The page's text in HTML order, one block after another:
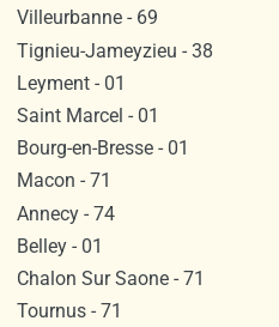
Villeurbanne - 69
Tignieu-Jameyzieu - 38
Leyment - 01
Saint Marcel - 01
Bourg-en-Bresse - 01
Macon - 71
Annecy - 74
Belley - 01
Chalon Sur Saone - 71
Tournus - 71